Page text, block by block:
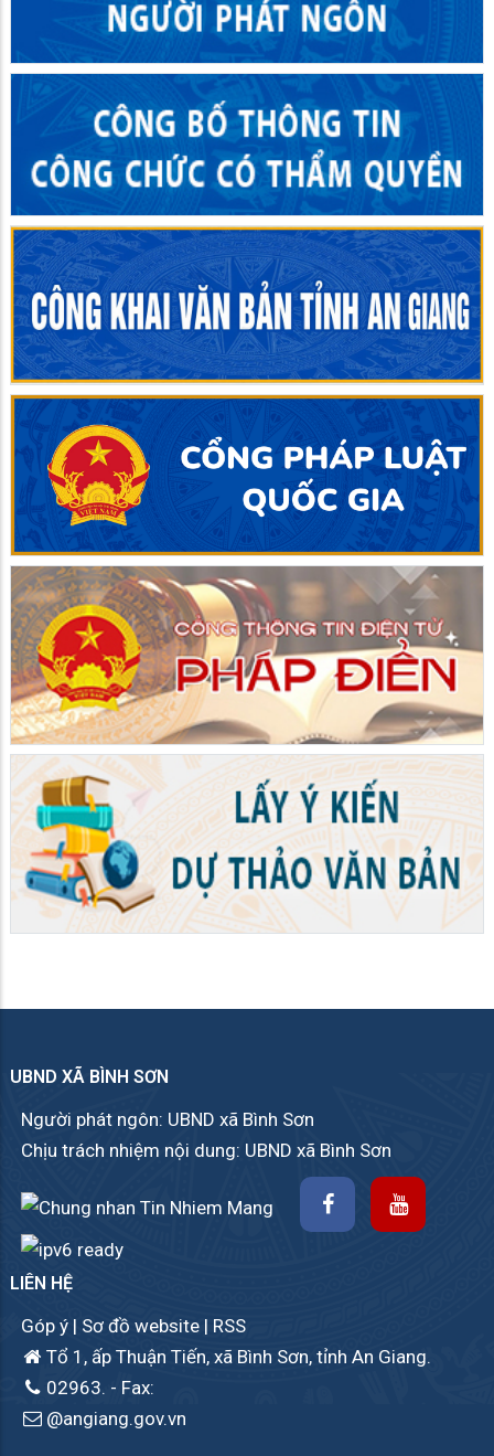
UBND XÃ BÌNH SƠN
Người phát ngôn: UBND xã Bình Sơn
Chịu trách nhiệm nội dung: UBND xã Bình Sơn
LIÊN HỆ
Góp ý | Sơ đồ website | RSS
Tổ 1, ấp Thuận Tiến, xã Bình Sơn, tỉnh An Giang.
02963. - Fax:
@angiang.gov.vn